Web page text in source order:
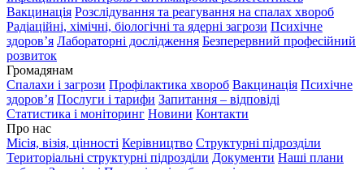
Вакцинація Розслідування та реагування на спалах хвороб
Радіаційні, хімічні, біологічні та ядерні загрози Психічне
здоров’я Лабораторні дослідження Безперервний професійний
розвиток
Громадянам
Спалахи і загрози Профілактика хвороб Вакцинація Психічне
здоров’я Послуги і тарифи Запитання – відповіді
Статистика і моніторинг Новини Контакти
Про нас
Місія, візія, цінності Керівництво Структурні підрозділи
Територіальні структурні підрозділи Документи Наші плани